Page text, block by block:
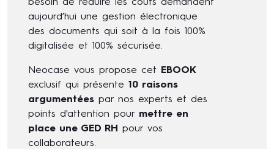
aujourd’hui une gestion électronique
des documents qui soit à la fois 100%
digitalisée et 100% sécurisée.
Neocase vous propose cet EBOOK
exclusif qui présente 10 raisons
argumentéespar nos experts et des
points d'attention pour mettre en
place une GED RH pour vos
collaborateurs.